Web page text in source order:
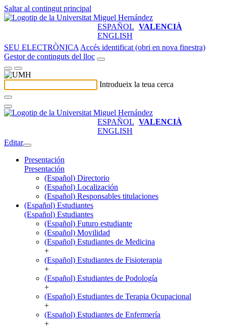
Saltar al contingut principal
ESPAÑOL VALENCIÀ
ENGLISH
SEU ELECTRÒNICA Accés identificat (obri en nova finestra)
Gestor de continguts del lloc
Introdueix la teua cerca
ESPAÑOL VALENCIÀ
ENGLISH
Editar
Presentación
Presentación
(Español) Directorio
(Español) Localización
(Español) Responsables titulaciones
(Español) Estudiantes
(Español) Estudiantes
(Español) Futuro estudiante
(Español) Movilidad
(Español) Estudiantes de Medicina
+
(Español) Estudiantes de Fisioterapia
+
(Español) Estudiantes de Podología
+
(Español) Estudiantes de Terapia Ocupacional
+
(Español) Estudiantes de Enfermería
+